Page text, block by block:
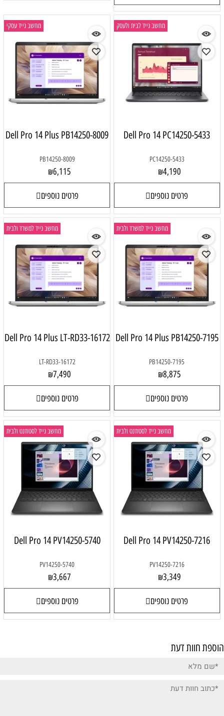
מחשב נייד לבית ולעסק
Dell Pro 14 PC14250-5433
PC14250-5433
₪4,190
פרטים נוספים
מחשב נייד עסקי
Dell Pro 14 Plus PB14250-8009
PB14250-8009
₪6,115
פרטים נוספים
מחשב נייד למשרד ולבית
Dell Pro 14 Plus PB14250-7195
PB14250-7195
₪8,875
פרטים נוספים
מחשב נייד למשרד ולבית
Dell Pro 14 Plus LT-RD33-16172
LT-RD33-16172
₪7,490
פרטים נוספים
מחשב נייד לסטודנט ולבית
Dell Pro 14 PV14250-7216
PV14250-7216
₪3,349
פרטים נוספים
מחשב נייד לסטודנט ולבית
Dell Pro 14 PV14250-5740
PV14250-5740
₪3,667
פרטים נוספים
הוספת חוות דעת